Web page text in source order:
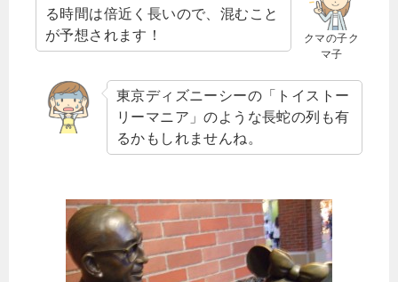
クマの子ク
マ子
る時間は倍近く長いので、混むこと
が予想されます！
東京ディズニーシーの「トイストー
リーマニア」のような長蛇の列も有
るかもしれませんね。